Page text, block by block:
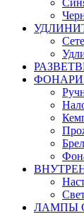
ФОНАРИ
ЛАМПЫ